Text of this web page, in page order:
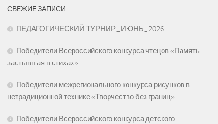
СВЕЖИЕ ЗАПИСИ
ПЕДАГОГИЧЕСКИЙ ТУРНИР_ИЮНЬ_2026
Победители Всероссийского конкурса чтецов «Память,
застывшая в стихах»
Победители межрегионального конкурса рисунков в
нетрадиционной технике «Творчество без границ»
Победители Всероссийского конкурса детского